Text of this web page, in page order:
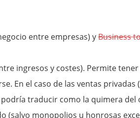
entre empresas) yBusiness
ingresos y costes). Permite
En el caso de las ventas
traducir como la quimera del
(salvo monopolios u honrosas